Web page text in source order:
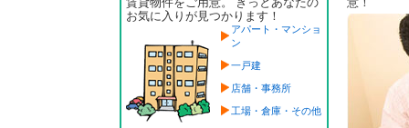
お気に入りが見つかります！
アパート・マンショ
ン
一戸建
店舗・事務所
工場・倉庫・その他